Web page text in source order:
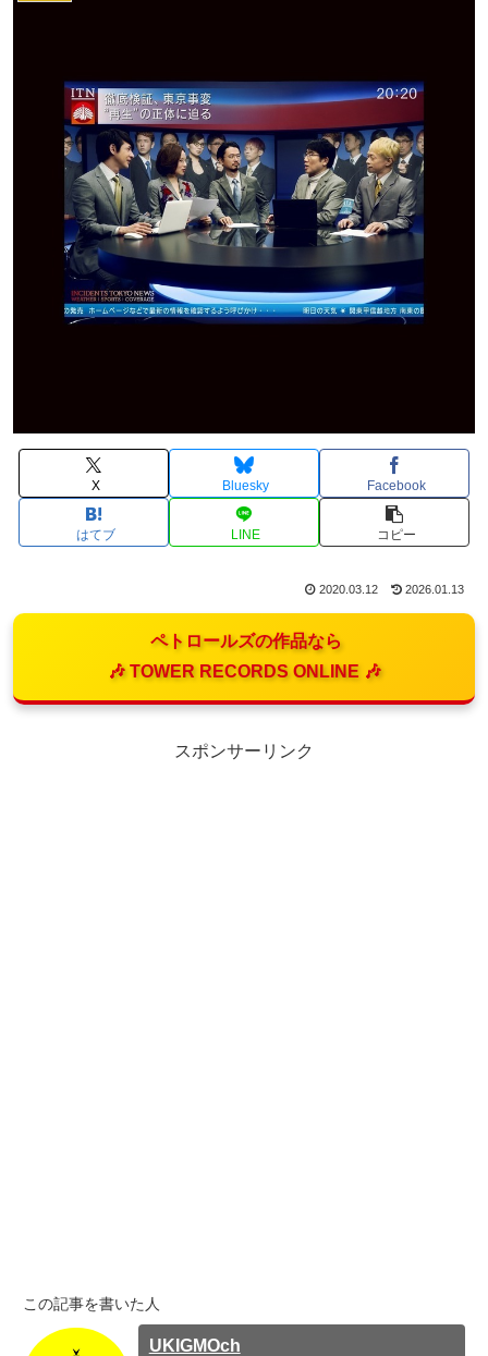
X Bluesky Facebook
はてブ LINE コピー
2020.03.12 2026.01.13
ペトロールズの作品なら
🎶 TOWER RECORDS ONLINE 🎶
スポンサーリンク
この記事を書いた人
UKIGMOch